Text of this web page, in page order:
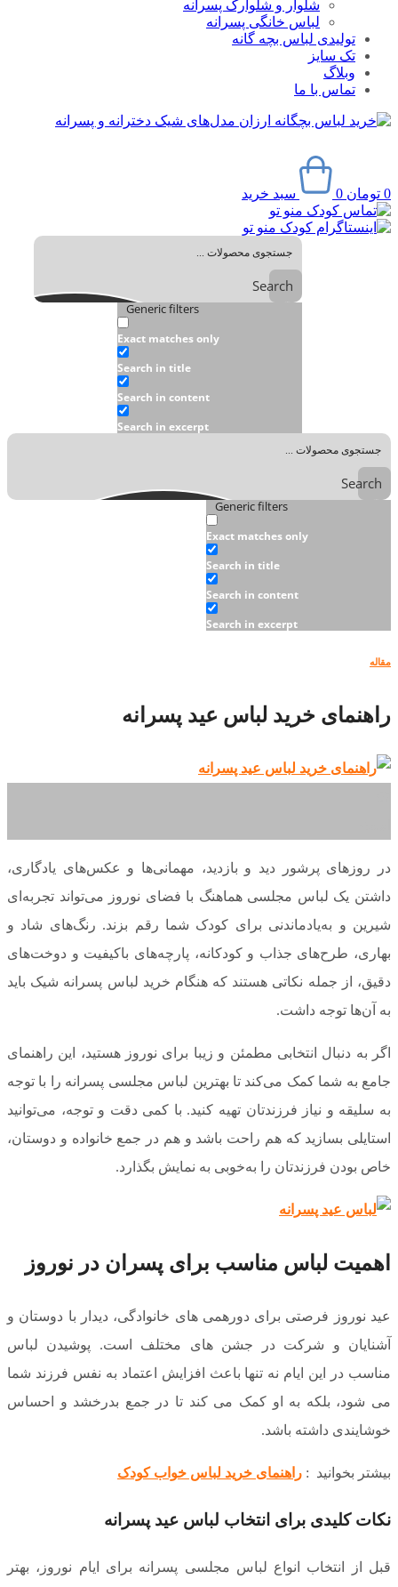
شلوار و شلوارک پسرانه
لباس خانگی پسرانه
تولیدی لباس بچه گانه
تک سایز
وبلاگ
تماس با ما
0 تومان 0 سبد خرید
Search
Generic filters
Exact matches only
Search in title
Search in content
Search in excerpt
Search
Generic filters
Exact matches only
Search in title
Search in content
Search in excerpt
مقاله
راهنمای خرید لباس عید پسرانه
در روزهای پرشور دید و بازدید، مهمانی‌ها و عکس‌های یادگاری،
داشتن یک لباس مجلسی هماهنگ با فضای نوروز می‌تواند تجربه‌ای
شیرین و به‌یادماندنی برای کودک شما رقم بزند. رنگ‌های شاد و
بهاری، طرح‌های جذاب و کودکانه، پارچه‌های باکیفیت و دوخت‌های
دقیق، از جمله نکاتی هستند که هنگام خرید لباس پسرانه شیک باید
به آن‌ها توجه داشت.
اگر به دنبال انتخابی مطمئن و زیبا برای نوروز هستید، این راهنمای
جامع به شما کمک می‌کند تا بهترین لباس مجلسی پسرانه را با توجه
به سلیقه و نیاز فرزندتان تهیه کنید. با کمی دقت و توجه، می‌توانید
استایلی بسازید که هم راحت باشد و هم در جمع خانواده و دوستان،
خاص بودن فرزندتان را به‌خوبی به نمایش بگذارد.
اهمیت لباس مناسب برای پسران در نوروز
عید نوروز فرصتی برای دورهمی های خانوادگی، دیدار با دوستان و
آشنایان و شرکت در جشن های مختلف است. پوشیدن لباس
مناسب در این ایام نه تنها باعث افزایش اعتماد به نفس فرزند شما
می شود، بلکه به او کمک می کند تا در جمع بدرخشد و احساس
خوشایندی داشته باشد.
بیشتر بخوانید : راهنمای خرید لباس خواب کودک
نکات کلیدی برای انتخاب لباس عید پسرانه
قبل از انتخاب انواع لباس مجلسی پسرانه برای ایام نوروز، بهتر